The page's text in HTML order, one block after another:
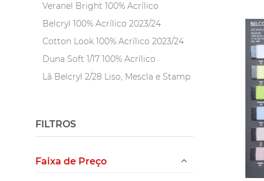
Veranel Bright 100% Acrílico
Belcryl 100% Acrílico 2023/24
Cotton Look 100% Acrílico 2023/24
Duna Soft 1/17 100% Acrílico
Lã Belcryl 2/28 Liso, Mescla e Stamp
Lã Paris 1/14 Liso, Mescla 100%
Acrílico
Linha Krepp Malibú 100% Acrílico
FILTROS
Faixa de Preço